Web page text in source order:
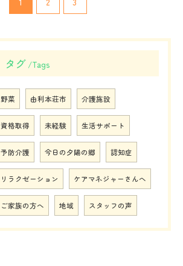
タグ Tags
野菜 由利本荘市 介護施設
資格取得 未経験 生活サポート
予防介護 今日の夕陽の郷 認知症
リラクゼーション ケアマネジャーさんへ
ご家族の方へ 地域 スタッフの声